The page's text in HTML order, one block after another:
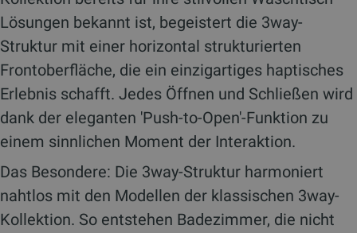
Lösungen bekannt ist, begeistert die 3way-
Struktur mit einer horizontal strukturierten
Frontoberfläche, die ein einzigartiges haptisches
Erlebnis schafft. Jedes Öffnen und Schließen wird
dank der eleganten 'Push-to-Open'-Funktion zu
einem sinnlichen Moment der Interaktion.
Das Besondere: Die 3way-Struktur harmoniert
nahtlos mit den Modellen der klassischen 3way-
Kollektion. So entstehen Badezimmer, die nicht